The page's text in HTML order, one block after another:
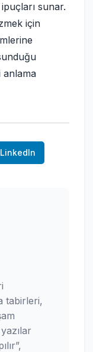
sunar.
için
anlama
LinkedIn
tabirleri,